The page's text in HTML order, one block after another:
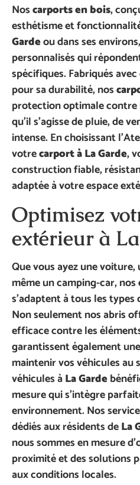
Noscarports en bois,
esthétisme et
Gardeou dans ses
personnalisés qui
spécifiques. Fabriqués
pour sa durabilité, nos
protection optimale contre
qu’il s’agisse de pluie, de
intense. En choisissant
votrecarport à La Garde,
construction fiable,
adaptée à votre espace
Optimisez
extérieur à
Que vous ayez une
même un camping-car, nos
s’adaptent à tous les types
Non seulement nos abris
efficace contre les
garantissent également
maintenir vos véhicules au
véhicules àLa Garde
mesure qui s’intègre
environnement. Nos
dédiés aux résidents deLa
nous sommes en mesure
proximité et des solutions
aux conditions locales.